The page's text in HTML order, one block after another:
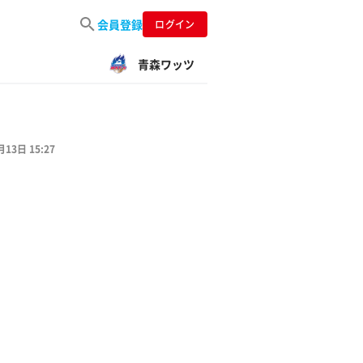
会員登録 ログイン
青森ワッツ
13日 15:27